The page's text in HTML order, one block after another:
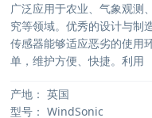
广泛应用于农业、气象观测
究等领域。优秀的设计与制
传感器能够适应恶劣的使用
单，维护方便、快捷。利用
产地： 英国
型号： WindSonic